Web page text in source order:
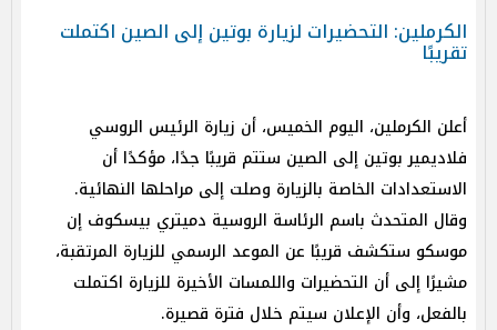
الكرملين: التحضيرات لزيارة بوتين إلى الصين اكتملت
تقريبًا
أعلن الكرملين، اليوم الخميس، أن زيارة الرئيس الروسي
فلاديمير بوتين إلى الصين ستتم قريبًا جدًا، مؤكدًا أن
الاستعدادات الخاصة بالزيارة وصلت إلى مراحلها النهائية.
وقال المتحدث باسم الرئاسة الروسية دميتري بيسكوف إن
موسكو ستكشف قريبًا عن الموعد الرسمي للزيارة المرتقبة،
مشيرًا إلى أن التحضيرات واللمسات الأخيرة للزيارة اكتملت
بالفعل، وأن الإعلان سيتم خلال فترة قصيرة.